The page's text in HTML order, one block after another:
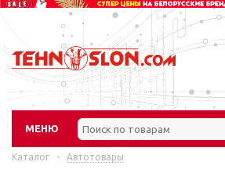
МЕНЮ
Каталог - Автотовары